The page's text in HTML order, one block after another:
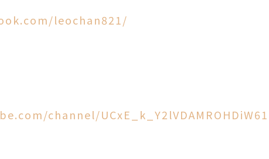
leochan821/
channel/